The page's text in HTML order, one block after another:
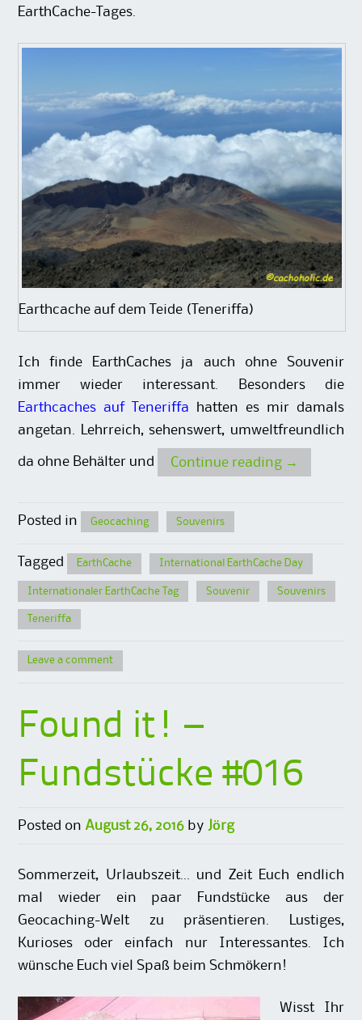
EarthCache-Tages.
Earthcache auf dem Teide (Teneriffa)
Ich finde EarthCaches ja auch ohne Souvenir
immer wieder interessant. Besonders die
Earthcaches auf Teneriffa hatten es mir damals
angetan. Lehrreich, sehenswert, umweltfreundlich
da ohne Behälter und Continue reading →
Posted in Geocaching Souvenirs
Tagged EarthCache International EarthCache Day
Internationaler EarthCache Tag Souvenir Souvenirs
Teneriffa
Leave a comment
Found it! –
Fundstücke #016
Posted onAugust 26, 2016 byJörg
Sommerzeit, Urlaubszeit… und Zeit Euch endlich
mal wieder ein paar Fundstücke aus der
Geocaching-Welt zu präsentieren. Lustiges,
Kurioses oder einfach nur Interessantes. Ich
wünsche Euch viel Spaß beim Schmökern!
Wisst Ihr